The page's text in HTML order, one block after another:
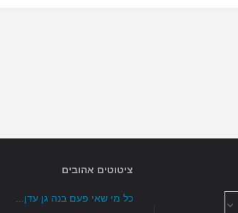
ציטוטים אהובים
כל מי שאי פעם בנה גן עדן...